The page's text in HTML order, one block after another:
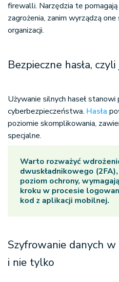
firewalli. Narzędzia te
zagrożenia, zanim wyrządzą
organizacji.
Bezpieczne hasła, czyli
Używanie silnych haseł
cyberbezpieczeństwa. Hasła
poziomie skomplikowania,
specjalne.
Warto rozważyć
dwuskładnikowego
poziom ochrony,
kroku w procesie
kod z aplikacji mobilnej.
Szyfrowanie danych
i nie tylko